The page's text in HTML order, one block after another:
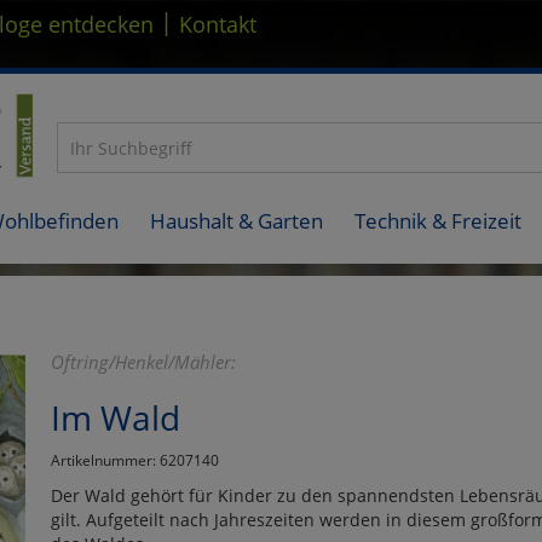
entdecken | Kontakt
Haushalt & Garten Technik & Freizeit
Oftring/Henkel/Mähler:
Im Wald
Artikelnummer: 6207140
Der Wald gehört für Kinder zu den spannendsten
gilt. Aufgeteilt nach Jahreszeiten werden in diesem